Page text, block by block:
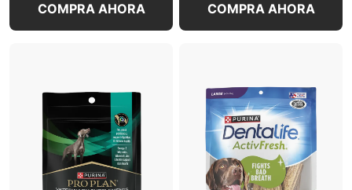
COMPRA AHORA COMPRA AHORA